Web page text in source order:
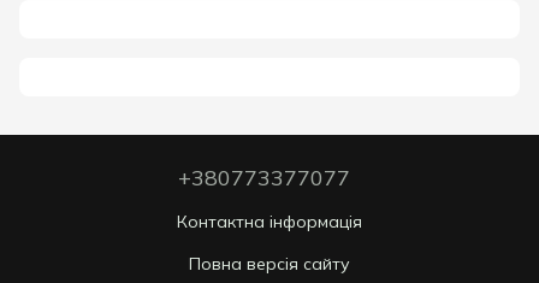
+380773377077
Контактна інформація
Повна версія сайту